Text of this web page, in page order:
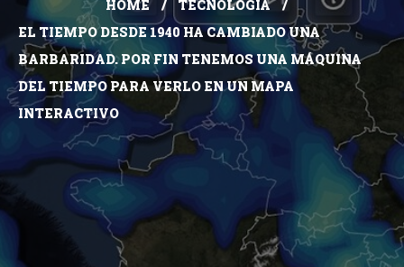
HOME
TECNOLOGÍA
EL TIEMPO DESDE 1940 HA CAMBIADO UNA
BARBARIDAD. POR FIN TENEMOS UNA MÁQUINA
DEL TIEMPO PARA VERLO EN UN MAPA
INTERACTIVO